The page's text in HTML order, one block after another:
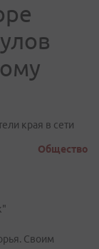
края в сети
Общество
Своим